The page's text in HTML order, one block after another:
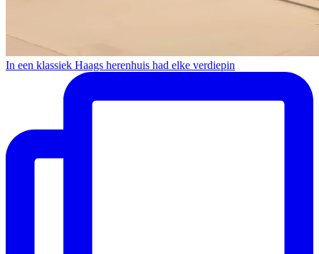
In een klassiek Haags herenhuis had elke verdiepin